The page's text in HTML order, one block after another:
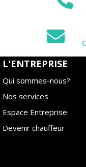
L'ENTREPRISE
Qui sommes-nous?
Nos services
Espace Entreprise
Devenir chauffeur